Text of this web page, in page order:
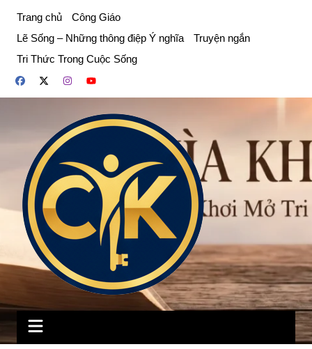
phần
dung
Trang chủ
Công Giáo
Lẽ Sống – Những thông điệp Ý nghĩa
Truyện ngắn
Tri Thức Trong Cuộc Sống